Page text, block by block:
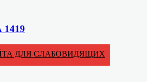
1419
ДЛЯ СЛАБОВИДЯЩИХ